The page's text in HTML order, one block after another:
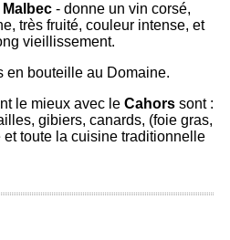
Malbec - donne un vin corsé,
très fruité, couleur intense, et
vieillissement.
en bouteille au Domaine.
le mieux avec le Cahors sont :
gibiers, canards, (foie gras,
et toute la cuisine traditionnelle